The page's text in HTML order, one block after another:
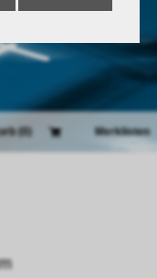
(0 Merklisten